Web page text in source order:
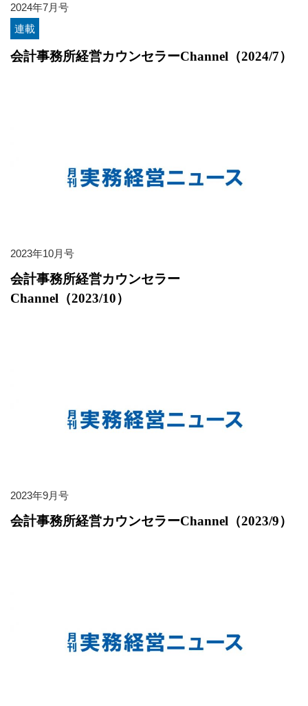
2024年7月号
連載
会計事務所経営カウンセラーChannel（2024/7）
2023年10月号
会計事務所経営カウンセラー
Channel（2023/10）
2023年9月号
会計事務所経営カウンセラーChannel（2023/9）